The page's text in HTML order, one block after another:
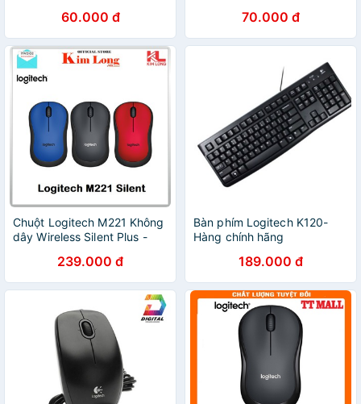
Nhạy Cao - Bảo Hành 12
Tháng
60.000 đ 70.000 đ
Chuột Logitech M221 Không
dây Wireless Silent Plus -
239.000 đ
Bàn phím Logitech K120-
Hàng chính hãng
189.000 đ